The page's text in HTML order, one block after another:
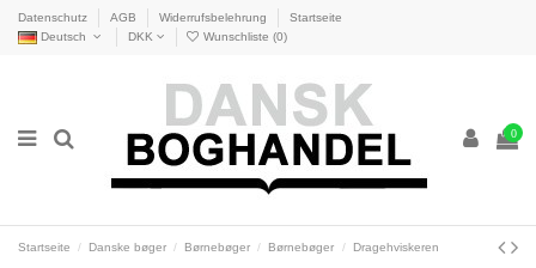
Datenschutz AGB Widerrufsbelehrung
Startseite
Deutsch
DKK Wunschliste (0)
0
Startseite Danske bøger Børnebøger Børnebøger Dragehviskeren